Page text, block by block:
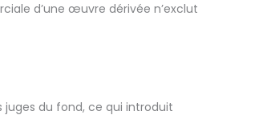
d’une œuvre dérivée n’exclut
juges du fond, ce qui introduit